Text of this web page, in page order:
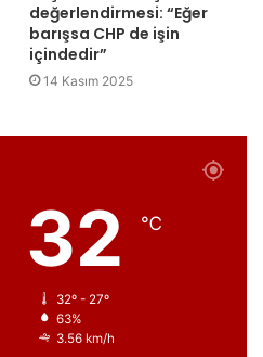
değerlendirmesi: “Eğer
barışsa CHP de işin
içindedir”
14 Kasım 2025
32 ℃
32º - 27º
63%
3.56 km/h